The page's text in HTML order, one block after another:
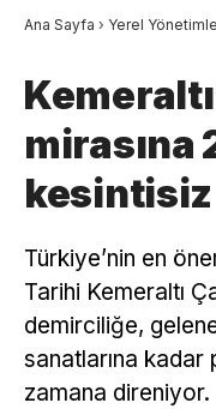
Ana Sayfa › Yerel
mirasına
Türkiye’nin en
Tarihi Kemeraltı
demirciliğe,
sanatlarına
zamana direniyor.